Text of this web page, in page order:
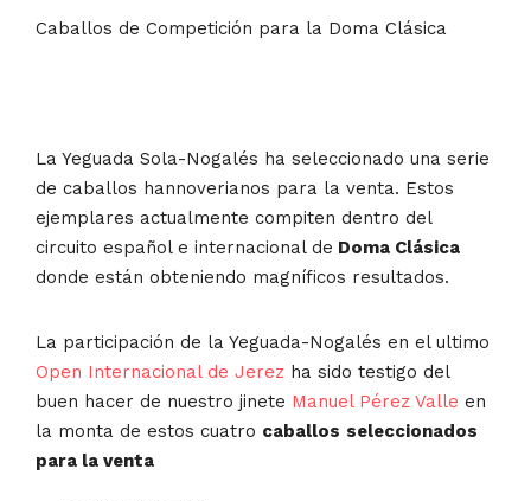
Caballos de Competición para la Doma Clásica
La Yeguada Sola-Nogalés ha seleccionado una serie
de caballos hannoverianos para la venta. Estos
ejemplares actualmente compiten dentro del
circuito español e internacional de Doma Clásica
donde están obteniendo magníficos resultados.
La participación de la Yeguada-Nogalés en el ultimo
Open Internacional de Jerez ha sido testigo del
buen hacer de nuestro jinete Manuel Pérez Valle en
la monta de estos cuatro caballos seleccionados
para la venta